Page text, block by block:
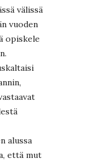
välissä
vuoden
opiskele
alussa
että mut